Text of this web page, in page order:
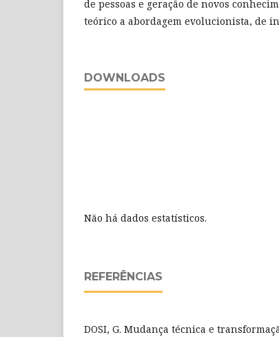
de pessoas e geração de novos
teórico a abordagem evolucionista, de
DOWNLOADS
Não há dados estatísticos.
REFERÊNCIAS
DOSI, G. Mudança técnica e